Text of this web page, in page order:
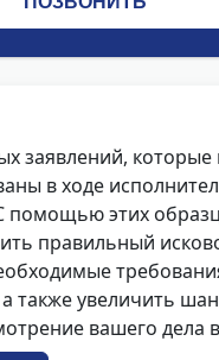
заявлений, которые
в ходе
помощью этих
правильный
также увеличить
вашего дела